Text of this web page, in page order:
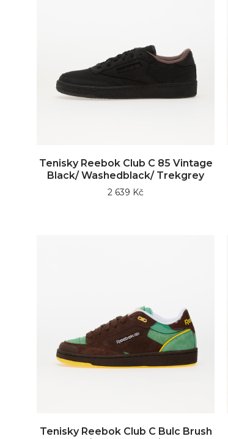
Tenisky Reebok Club C 85 Vintage
Black/ Washedblack/ Trekgrey
2 639 Kč
Tenisky Reebok Club C Bulc Brush